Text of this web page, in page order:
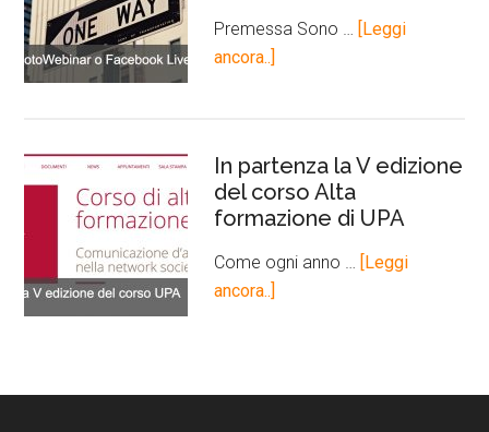
Premessa Sono …
[Leggi
ancora..]
In partenza la V edizione
del corso Alta
formazione di UPA
Come ogni anno …
[Leggi
ancora..]